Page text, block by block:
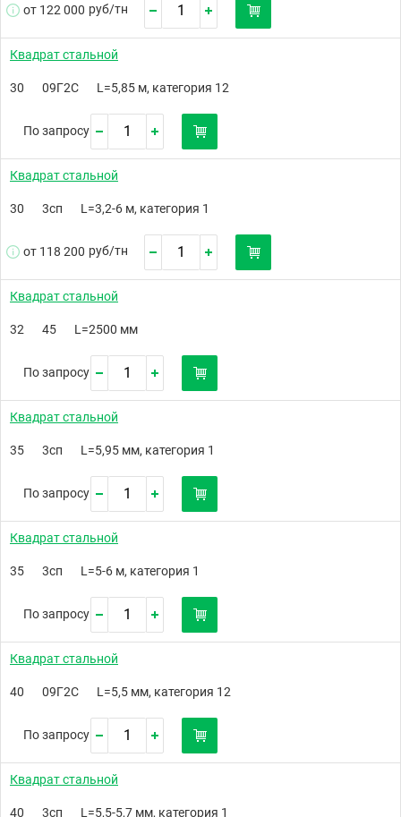
от 122 000 руб/тн
Квадрат стальной
30 09Г2С L=5,85 м, категория 12
По запросу
Квадрат стальной
30 3сп L=3,2-6 м, категория 1
от 118 200 руб/тн
Квадрат стальной
32 45 L=2500 мм
По запросу
Квадрат стальной
35 3сп L=5,95 мм, категория 1
По запросу
Квадрат стальной
35 3сп L=5-6 м, категория 1
По запросу
Квадрат стальной
40 09Г2С L=5,5 мм, категория 12
По запросу
Квадрат стальной
40 3сп L=5,5-5,7 мм, категория 1